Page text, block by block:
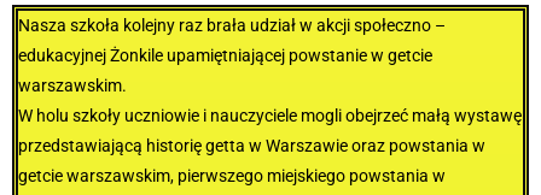
Nasza szkoła kolejny raz brała udział w akcji społeczno –
edukacyjnej Żonkile upamiętniającej powstanie w getcie
warszawskim.
W holu szkoły uczniowie i nauczyciele mogli obejrzeć małą wystawę
przedstawiającą historię getta w Warszawie oraz powstania w
getcie warszawskim, pierwszego miejskiego powstania w